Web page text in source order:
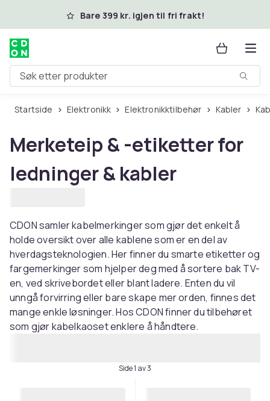
Hopp til hovedinnholdBare 399 kr. igjen til fri frakt!
Søk etter produkter
Startside Elektronikk Elektronikktilbehør Kabler
Merketeip & -etiketter for
ledninger & kabler
CDON samler kabelmerkinger som gjør det enkelt å
holde oversikt over alle kablene som er en del av
hverdagsteknologien. Her finner du smarte etiketter og
fargemerkinger som hjelper deg med å sortere bak TV-
en, ved skrivebordet eller blant ladere. Enten du vil
unngå forvirring eller bare skape mer orden, finnes det
mange enkle løsninger. Hos CDON finner du tilbehøret
som gjør kabelkaoset enklere å håndtere.
Side 1 av 3